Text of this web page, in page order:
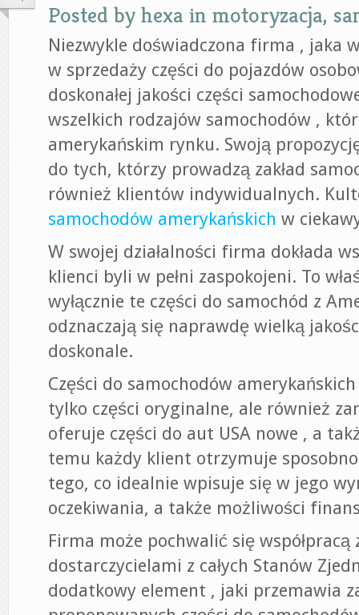
do
samochodów
amerykańskich
Posted by hexa in motoryzacja,
Niezwykle doświadczona firma , jaka
w sprzedaży części do pojazdów
doskonałej jakości części
wszelkich rodzajów samochodów ,
amerykańskim rynku. Swoją
do tych, którzy prowadzą zakład
również klientów indywidualnych.
samochodów amerykańskich w
W swojej działalności firma dokłada
klienci byli w pełni zaspokojeni. To
wyłącznie te części do samochód z
odznaczają się naprawdę wielką
doskonale.
Części do samochodów
tylko części oryginalne, ale również
oferuje części do aut USA nowe , a
temu każdy klient otrzymuje
tego, co idealnie wpisuje się w jego
oczekiwania, a także możliwości
Firma może pochwalić się współpracą
dostarczycielami z całych Stanów
dodatkowy element , jaki przemawia